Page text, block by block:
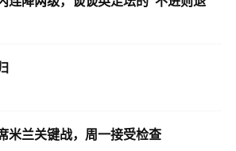
米兰关键战，周一接受检查